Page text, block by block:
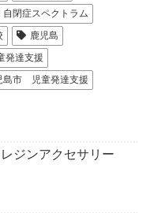
自閉症スペクトラム
鹿児島
発達支援
島市 児童発達支援
ジンアクセサリー